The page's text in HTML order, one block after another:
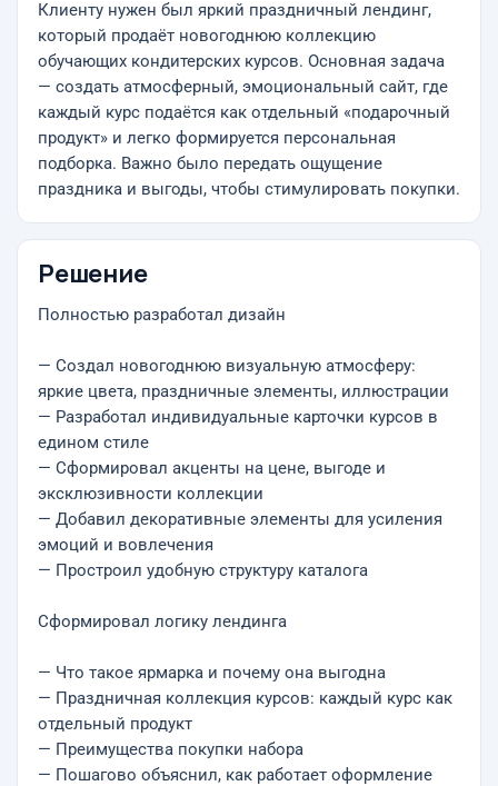
Клиенту нужен был яркий праздничный лендинг,
который продаёт новогоднюю коллекцию
обучающих кондитерских курсов. Основная задача
— создать атмосферный, эмоциональный сайт, где
каждый курс подаётся как отдельный «подарочный
продукт» и легко формируется персональная
подборка. Важно было передать ощущение
праздника и выгоды, чтобы стимулировать покупки.
Решение
Полностью разработал дизайн
— Создал новогоднюю визуальную атмосферу:
яркие цвета, праздничные элементы, иллюстрации
— Разработал индивидуальные карточки курсов в
едином стиле
— Сформировал акценты на цене, выгоде и
эксклюзивности коллекции
— Добавил декоративные элементы для усиления
эмоций и вовлечения
— Простроил удобную структуру каталога
Сформировал логику лендинга
— Что такое ярмарка и почему она выгодна
— Праздничная коллекция курсов: каждый курс как
отдельный продукт
— Преимущества покупки набора
— Пошагово объяснил, как работает оформление